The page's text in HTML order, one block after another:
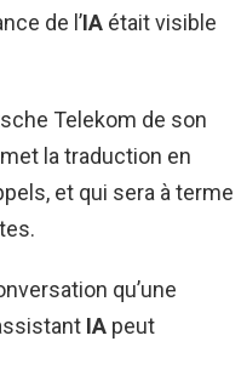
de l’IA était visible
Telekom de son
la traduction en
et qui sera à terme
qu’une
IA peut